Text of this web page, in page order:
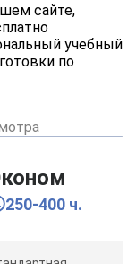
сайте,
учебный
по
250-400 ч.